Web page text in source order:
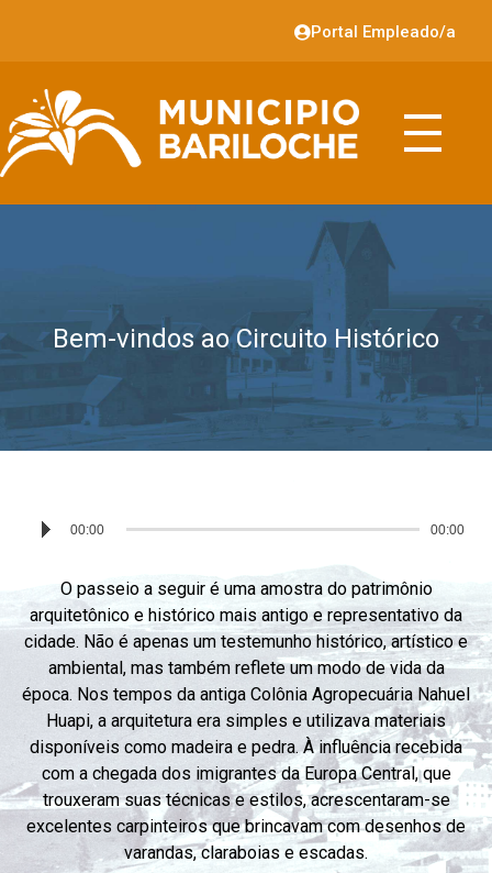
Portal Empleado/a
Bem-vindos ao Circuito Histórico
Reproductor
00:00 00:00
O passeio a seguir é uma amostra do patrimônio
arquitetônico e histórico mais antigo e representativo da
cidade. Não é apenas um testemunho histórico, artístico e
ambiental, mas também reflete um modo de vida da
época. Nos tempos da antiga Colônia Agropecuária Nahuel
Huapi, a arquitetura era simples e utilizava materiais
disponíveis como madeira e pedra. À influência recebida
com a chegada dos imigrantes da Europa Central, que
trouxeram suas técnicas e estilos, acrescentaram-se
excelentes carpinteiros que brincavam com desenhos de
varandas, claraboias e escadas.